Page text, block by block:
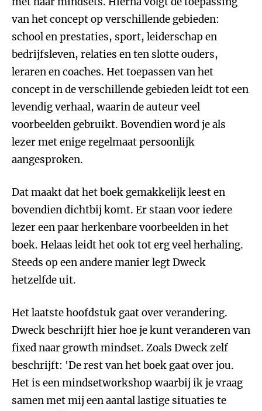
van het concept op verschillende gebieden:
school en prestaties, sport, leiderschap en
bedrijfsleven, relaties en ten slotte ouders,
leraren en coaches. Het toepassen van het
concept in de verschillende gebieden leidt tot een
levendig verhaal, waarin de auteur veel
voorbeelden gebruikt. Bovendien word je als
lezer met enige regelmaat persoonlijk
aangesproken.
Dat maakt dat het boek gemakkelijk leest en
bovendien dichtbij komt. Er staan voor iedere
lezer een paar herkenbare voorbeelden in het
boek. Helaas leidt het ook tot erg veel herhaling.
Steeds op een andere manier legt Dweck
hetzelfde uit.
Het laatste hoofdstuk gaat over verandering.
Dweck beschrijft hier hoe je kunt veranderen van
fixed naar growth mindset. Zoals Dweck zelf
beschrijft: 'De rest van het boek gaat over jou.
Het is een mindsetworkshop waarbij ik je vraag
samen met mij een aantal lastige situaties te